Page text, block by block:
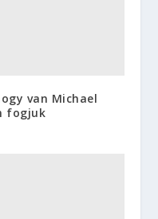
van Michael
fogjuk